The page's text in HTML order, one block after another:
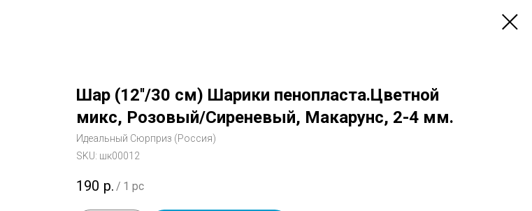
Шар (12''/30 см) Шарики пенопласта.Цветной
микс, Розовый/Сиреневый, Макарунс, 2-4 мм.
Идеальный Сюрприз (Россия)
SKU: шк00012
190 р. / 1 pc